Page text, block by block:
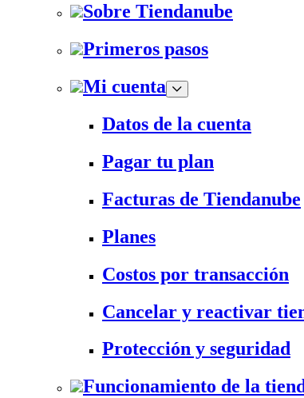
Sobre Tiendanube
Primeros pasos
Mi cuenta
Datos de la cuenta
Pagar tu plan
Facturas de Tiendanube
Planes
Costos por transacción
Cancelar y reactivar
Protección y seguridad
Funcionamiento de la